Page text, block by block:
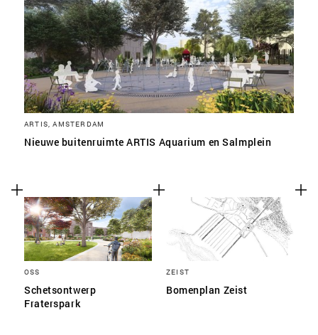
ARTIS, AMSTERDAM
Nieuwe buitenruimte ARTIS Aquarium en Salmplein
OSS
Schetsontwerp
Fraterspark
ZEIST
Bomenplan Zeist
SLA VOORKEUREN OP